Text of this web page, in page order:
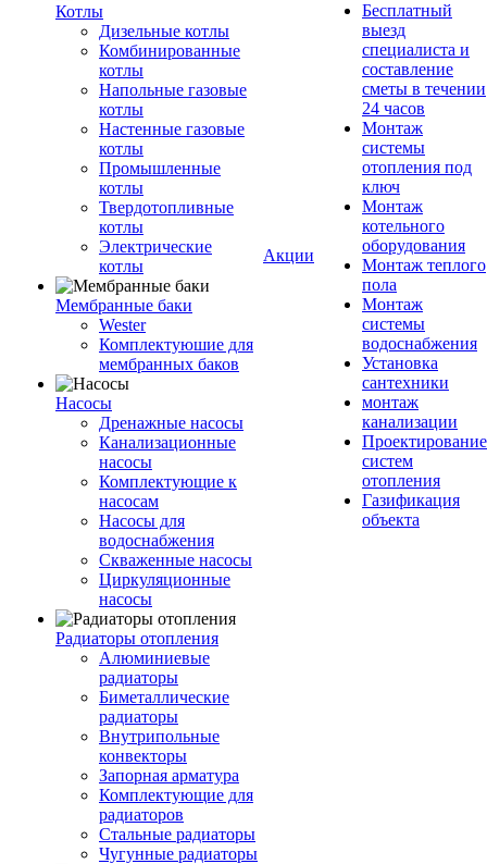
Котлы
Дизельные котлы
Комбинированные
котлы
Напольные газовые
котлы
Настенные газовые
котлы
Промышленные
котлы
Твердотопливные
котлы
Электрические
котлы
Мембранные баки
Wester
Комплектуюшие для
мембранных баков
Насосы
Дренажные насосы
Канализационные
насосы
Комплектующие к
насосам
Насосы для
водоснабжения
Скваженные насосы
Циркуляционные
насосы
Радиаторы отопления
Алюминиевые
радиаторы
Биметаллические
радиаторы
Внутрипольные
конвекторы
Запорная арматура
Комплектующие для
радиаторов
Стальные радиаторы
Чугунные радиаторы
Акции
Бесплатный
выезд
специалиста и
составление
сметы в течении
24 часов
Монтаж
системы
отопления под
ключ
Монтаж
котельного
оборудования
Монтаж теплого
пола
Монтаж
системы
водоснабжения
Установка
сантехники
монтаж
канализации
Проектирование
систем
отопления
Газификация
объекта